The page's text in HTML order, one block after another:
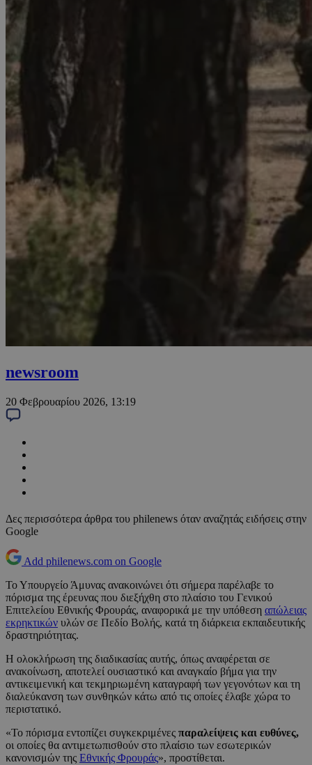
newsroom
20 Φεβρουαρίου 2026, 13:19
Δες περισσότερα άρθρα του philenews όταν αναζητάς ειδήσεις στην
Google
Add philenews.com on Google
Το Υπουργείο Άμυνας ανακοινώνει ότι σήμερα παρέλαβε το
πόρισμα της έρευνας που διεξήχθη στο πλαίσιο του Γενικού
Επιτελείου Εθνικής Φρουράς, αναφορικά με την υπόθεση απώλειας
εκρηκτικών υλών σε Πεδίο Βολής, κατά τη διάρκεια εκπαιδευτικής
δραστηριότητας.
Η ολοκλήρωση της διαδικασίας αυτής, όπως αναφέρεται σε
ανακοίνωση, αποτελεί ουσιαστικό και αναγκαίο βήμα για την
αντικειμενική και τεκμηριωμένη καταγραφή των γεγονότων και τη
διαλεύκανση των συνθηκών κάτω από τις οποίες έλαβε χώρα το
περιστατικό.
«Το πόρισμα εντοπίζει συγκεκριμένες παραλείψεις και ευθύνες,
οι οποίες θα αντιμετωπισθούν στο πλαίσιο των εσωτερικών
κανονισμών της Εθνικής Φρουράς», προστίθεται.